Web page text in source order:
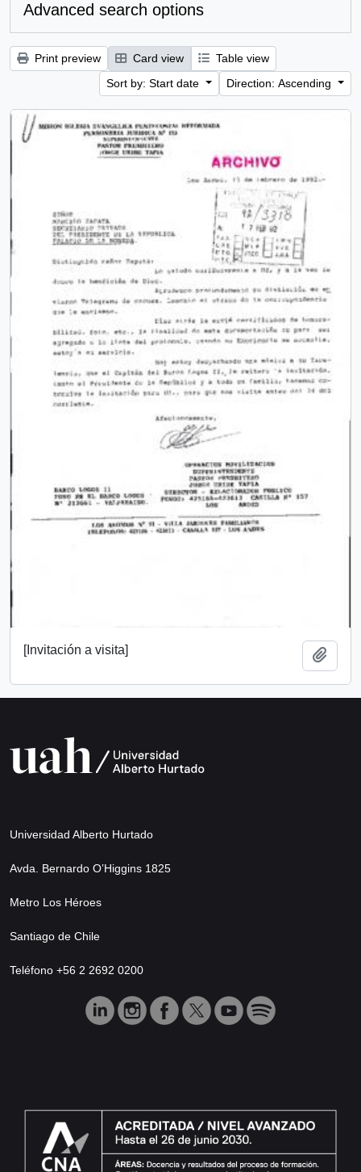
Advanced search options
Print preview Card view
Table view
Sort by: Start date
Direction: Ascending
[Invitación a visita]
Universidad Alberto Hurtado
Avda. Bernardo O’Higgins 1825
Metro Los Héroes
Santiago de Chile
Teléfono +56 2 2692 0200